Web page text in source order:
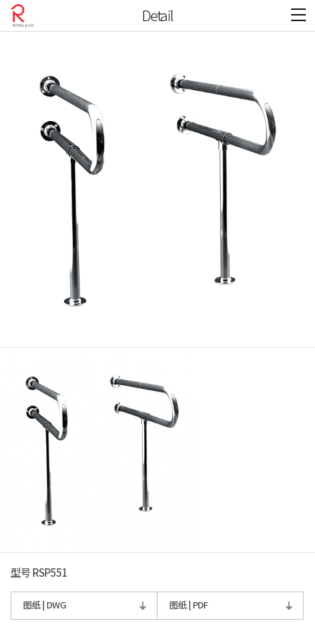
Detail
型号 RSP551
图纸 | DWG 图纸 | PDF